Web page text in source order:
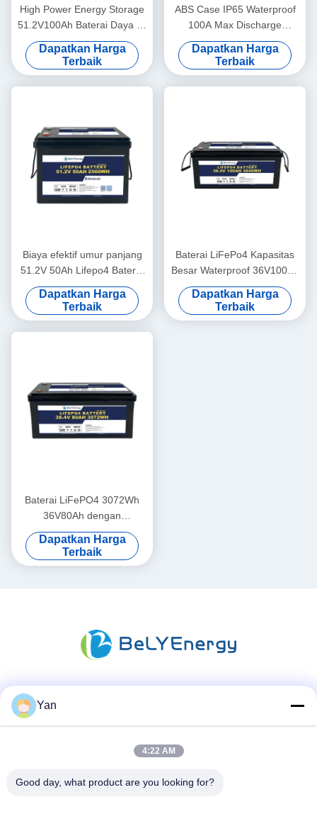
High Power Energy Storage
51.2V100Ah Baterai Daya Isi
Ulang Untuk Sistem Energi
Rumah
Dapatkan Harga
Terbaik
ABS Case IP65 Waterproof
100A Max Discharge
48V80Ah Lithium Ion Baterai
Untuk Surya
Dapatkan Harga
Terbaik
Biaya efektif umur panjang
51.2V 50Ah Lifepo4 Baterai
3000 Siklus Untuk Sistem
Penyimpanan
Dapatkan Harga
Terbaik
Baterai LiFePo4 Kapasitas
Besar Waterproof 36V100Ah
Daya Tinggi Untuk
Kendaraan Listrik
Dapatkan Harga
Terbaik
Baterai LiFePO4 3072Wh
36V80Ah dengan
perlindungan superior untuk
perahu
Dapatkan Harga
Terbaik
Yan
4:22 AM
Good day, what product are you looking for?